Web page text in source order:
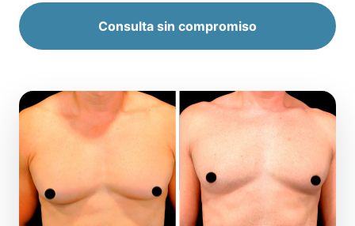
Consulta sin compromiso